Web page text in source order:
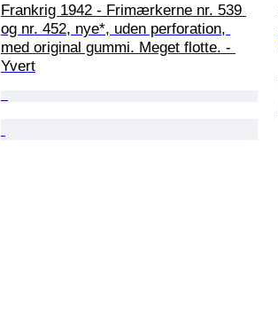
Frankrig 1942 - Frimærkerne nr. 539
og nr. 452, nye*, uden perforation,
med original gummi. Meget flotte. -
Yvert